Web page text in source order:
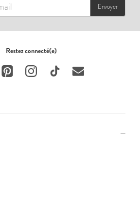
Envoyer
Restez connecté(e)